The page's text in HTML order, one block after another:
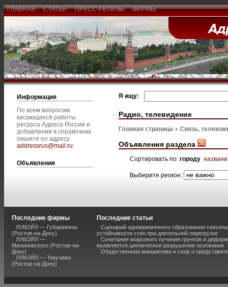
ГЛАВНАЯ СТАТЬИ ПРЕСС-РЕЛИЗЫ ФИРМЫ
Информация
По всем вопросам
касающихся работы
ресурса Адреса России и
добавления в справочник
пишите по адресу
addressrus@mail.ru.
Объявления
Я ищу:
Радио, телевидение
Главная страница Связь,
Объявления раздела
Сортировать по: городу
Выберите регион:
Последние фирмы
ЛУКОЙЛ — Губаревича
(Ростов-на-Дону)
ЛУКОЙЛ —
Малиновского (Ростов-на-
Дону)
ЛУКОЙЛ — Текучева
(Ростов-на-Дону)
Последние статьи
Сценарий одновременного образования
устойчивости стен при длительной перегрузке
Сочетание морозного пучения грунтов и
выявляется циклическое разрушение основания
Общественная инициатива и спор о